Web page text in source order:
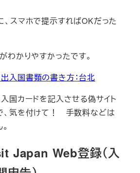
スマホで提示すればOKだった
わかりやすかったです。
入国書類の書き方：台北
国カードを記入させる偽サイト
、気を付けて！ 手数料などは
Japan Web登録（入